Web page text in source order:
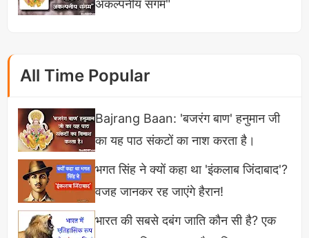
बनने का लेकिन बाद में नियत ने कुछ और तय किया था। उनका
टीम बनाकर लोगों को देते थे जिसका वह चार्ज भी करते थे।
अनुराग द्विवेदी नेट वर्थ 2025
अनुराग ने अपने यूट्यूब चैनल के डिस्क्रिप्शन में लिखा है कि
उन्होंने पिछले 9 सालों में खुद और अपने क्लाइंट्स को लगभग
300 करोड़ रुपए से ज्यादा की कमाई कर चुके हैं। फिलहाल
अकल्पनीय संगम"
All Time Popular
Bajrang Baan: 'बजरंग बाण' हनुमान जी
का यह पाठ संकटों का नाश करता है।
भगत सिंह ने क्यों कहा था 'इंकलाब जिंदाबाद'?
वजह जानकर रह जाएंगे हैरान!
भारत की सबसे दबंग जाति कौन सी है? एक